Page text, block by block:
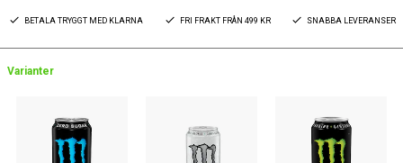
BETALA TRYGGT MED KLARNA FRI FRAKT FRÅN 499 KR SNABBA LEVERANSER
Varianter